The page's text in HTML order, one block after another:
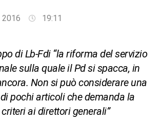
2016 19:11
di Lb-Fdi “la riforma del servizio
sulla quale il Pd si spacca, in
Non si può considerare una
pochi articoli che demanda la
ai direttori generali”